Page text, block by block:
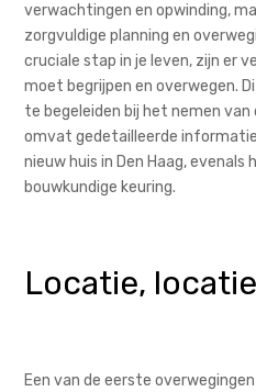
verwachtingen en opwinding,
zorgvuldige planning en
cruciale stap in je leven, zijn er
moet begrijpen en overwegen.
te begeleiden bij het nemen van
omvat gedetailleerde
nieuw huis in Den Haag, evenals
bouwkundige keuring.
Locatie,
Een van de eerste